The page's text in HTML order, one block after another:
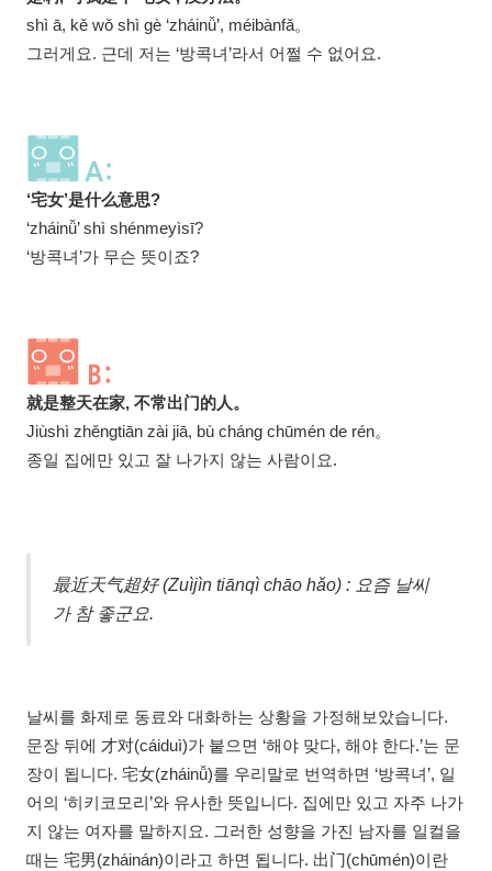
shì ā, kě wǒ shì gè ‘zháinǚ’, méibànfǎ。
그러게요. 근데 저는 ‘방콕녀’라서 어쩔 수 없어요.
‘宅女’是什么意思?
‘zháinǚ’ shì shénmeyìsī?
‘방콕녀’가 무슨 뜻이죠?
就是整天在家, 不常出门的人。
Jiùshì zhěngtiān zài jiā, bù cháng chūmén de rén。
종일 집에만 있고 잘 나가지 않는 사람이요.
最近天气超好 (Zuìjìn tiānqì chāo hǎo) : 요즘 날씨
가 참 좋군요.
날씨를 화제로 동료와 대화하는 상황을 가정해보았습니다.
문장 뒤에 才对(cáiduì)가 붙으면 ‘해야 맞다, 해야 한다.’는 문
장이 됩니다. 宅女(zháinǚ)를 우리말로 번역하면 ‘방콕녀’, 일
어의 ‘히키코모리’와 유사한 뜻입니다. 집에만 있고 자주 나가
지 않는 여자를 말하지요. 그러한 성향을 가진 남자를 일컬을
때는 宅男(zháinán)이라고 하면 됩니다. 出门(chūmén)이란